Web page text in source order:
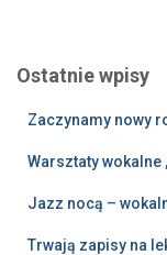
Ostatnie wpisy
Zaczynamy nowy
Warsztaty wokalne
Jazz nocą –
Trwają zapisy na